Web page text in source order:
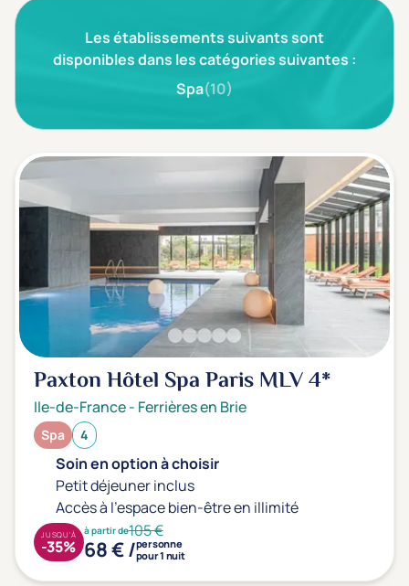
Les établissements suivants sont
disponibles dans les catégories suivantes :
Spa(10)
Paxton Hôtel Spa Paris MLV4*
Ile-de-France- Ferrières en Brie
Spa 4
Soin en option à choisir
Petit déjeuner inclus
Accès à l'espace bien-être en illimité
à partir de105 €
68 € /personne
pour 1 nuit
JUSQU'À
-35%